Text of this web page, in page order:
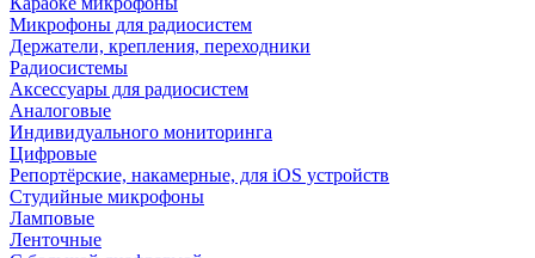
Микрофоны для радиосистем
Держатели, крепления, переходники
Радиосистемы
Аксессуары для радиосистем
Аналоговые
Индивидуального мониторинга
Цифровые
Репортёрские, накамерные, для iOS устройств
Студийные микрофоны
Ламповые
Ленточные